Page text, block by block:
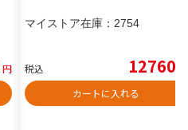
円
マイストア在庫： 2754
税込 12760
カートに入れる